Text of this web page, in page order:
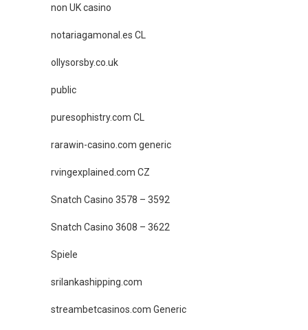
non UK casino
notariagamonal.es CL
ollysorsby.co.uk
public
puresophistry.com CL
rarawin-casino.com generic
rvingexplained.com CZ
Snatch Casino 3578 – 3592
Snatch Casino 3608 – 3622
Spiele
srilankashipping.com
streambetcasinos.com Generic